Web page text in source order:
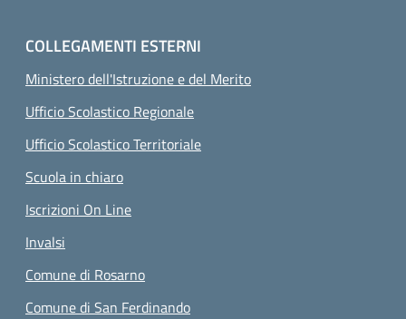
COLLEGAMENTI ESTERNI
Ministero dell'Istruzione e del Merito
Ufficio Scolastico Regionale
Ufficio Scolastico Territoriale
Scuola in chiaro
Iscrizioni On Line
Invalsi
Comune di Rosarno
Comune di San Ferdinando